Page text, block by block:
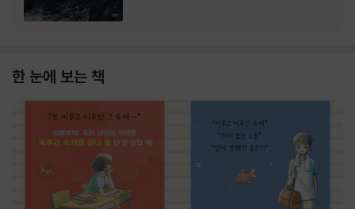
한 눈에 보는 책